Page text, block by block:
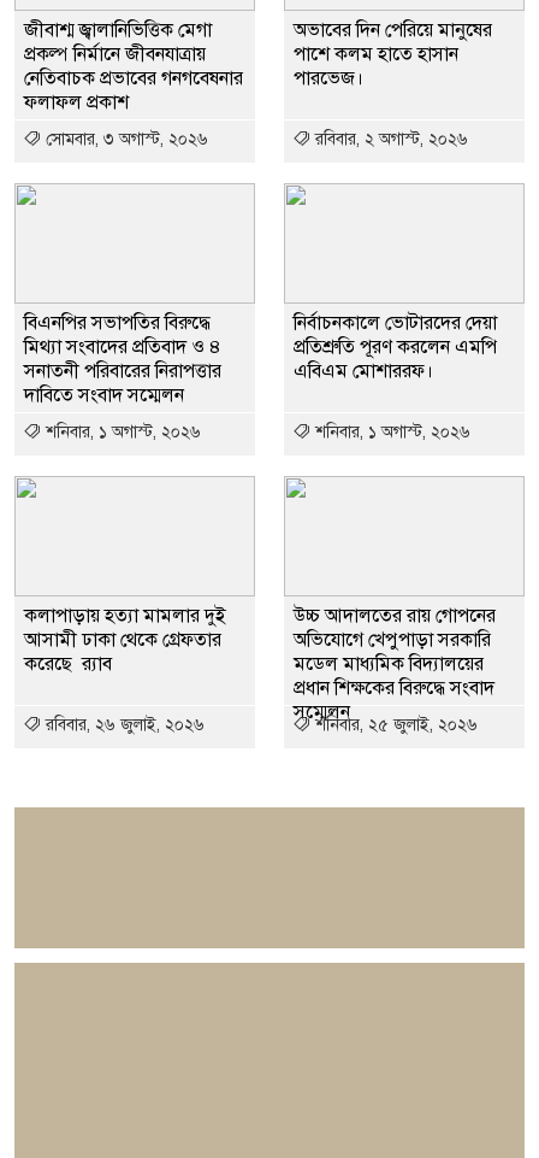
জীবাশ্ম জ্বালানিভিত্তিক মেগা
প্রকল্প নির্মানে জীবনযাত্রায়
নেতিবাচক প্রভাবের গনগবেষনার
ফলাফল প্রকাশ
সোমবার, ৩ অগাস্ট, ২০২৬
অভাবের দিন পেরিয়ে মানুষের
পাশে কলম হাতে হাসান
পারভেজ।
রবিবার, ২ অগাস্ট, ২০২৬
বিএনপির সভাপতির বিরুদ্ধে
মিথ্যা সংবাদের প্রতিবাদ ও ৪
সনাতনী পরিবারের নিরাপত্তার
দাবিতে সংবাদ সম্মেলন
শনিবার, ১ অগাস্ট, ২০২৬
নির্বাচনকালে ভোটারদের দেয়া
প্রতিশ্রুতি পূরণ করলেন এমপি
এবিএম মোশাররফ।
শনিবার, ১ অগাস্ট, ২০২৬
কলাপাড়ায় হত্যা মামলার দুই
আসামী ঢাকা থেকে গ্রেফতার
করেছে র‍্যাব
রবিবার, ২৬ জুলাই, ২০২৬
উচ্চ আদালতের রায় গোপনের
অভিযোগে খেপুপাড়া সরকারি
মডেল মাধ্যমিক বিদ্যালয়ের
প্রধান শিক্ষকের বিরুদ্ধে সংবাদ
সম্মেলন
শনিবার, ২৫ জুলাই, ২০২৬